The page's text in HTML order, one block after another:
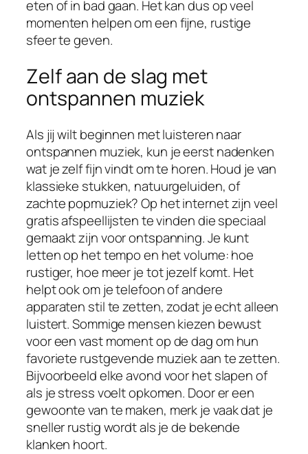
eten of in bad gaan. Het kan dus op veel
momenten helpen om een fijne, rustige
sfeer te geven.
Zelf aan de slag met
ontspannen muziek
Als jij wilt beginnen met luisteren naar
ontspannen muziek, kun je eerst nadenken
wat je zelf fijn vindt om te horen. Houd je van
klassieke stukken, natuurgeluiden, of
zachte popmuziek? Op het internet zijn veel
gratis afspeellijsten te vinden die speciaal
gemaakt zijn voor ontspanning. Je kunt
letten op het tempo en het volume: hoe
rustiger, hoe meer je tot jezelf komt. Het
helpt ook om je telefoon of andere
apparaten stil te zetten, zodat je echt alleen
luistert. Sommige mensen kiezen bewust
voor een vast moment op de dag om hun
favoriete rustgevende muziek aan te zetten.
Bijvoorbeeld elke avond voor het slapen of
als je stress voelt opkomen. Door er een
gewoonte van te maken, merk je vaak dat je
sneller rustig wordt als je de bekende
klanken hoort.